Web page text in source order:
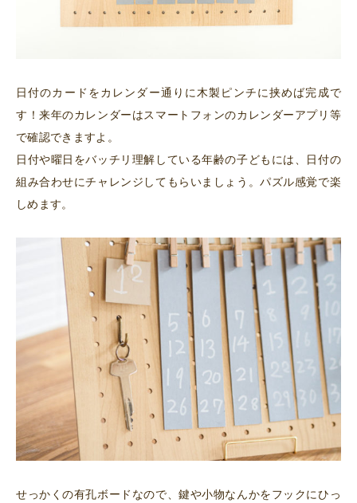
日付のカードをカレンダー通りに木製ピンチに挟めば完成で
す！来年のカレンダーはスマートフォンのカレンダーアプリ等
で確認できますよ。
日付や曜日をバッチリ理解している年齢の子どもには、日付の
組み合わせにチャレンジしてもらいましょう。パズル感覚で楽
しめます。
せっかくの有孔ボードなので、鍵や小物なんかをフックにひっ